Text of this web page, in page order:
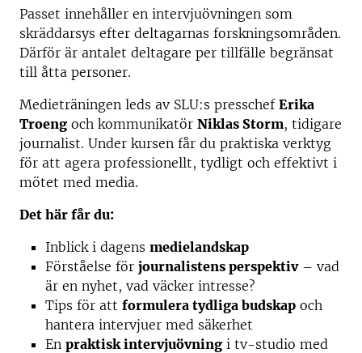
Passet innehåller en intervjuövningen som
skräddarsys efter deltagarnas forskningsområden.
Därför är antalet deltagare per tillfälle begränsat
till åtta personer.
Medieträningen leds av SLU:s presschef Erika
Troeng och kommunikatör Niklas Storm, tidigare
journalist. Under kursen får du praktiska verktyg
för att agera professionellt, tydligt och effektivt i
mötet med media.
Det här får du:
Inblick i dagens medielandskap
Förståelse för journalistens perspektiv – vad
är en nyhet, vad väcker intresse?
Tips för att formulera tydliga budskap och
hantera intervjuer med säkerhet
En praktisk intervjuövning i tv-studio med